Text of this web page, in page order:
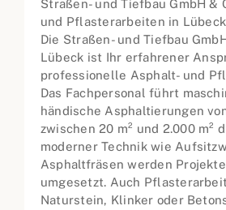
Straßen- und Tiefbau GmbH &
und Pflasterarbeiten in Lübeck
Die Straßen- und Tiefbau
Lübeck ist Ihr erfahrener
professionelle Asphalt- und
Das Fachpersonal führt
händische Asphaltierungen
zwischen 20 m² und 2.000 m²
moderner Technik wie
Asphaltfräsen werden
umgesetzt. Auch
Naturstein, Klinker oder